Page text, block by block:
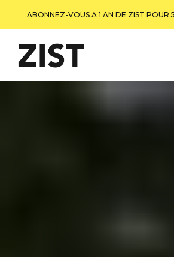
ABONNEZ-VOUS A 1 AN DE ZIST POUR